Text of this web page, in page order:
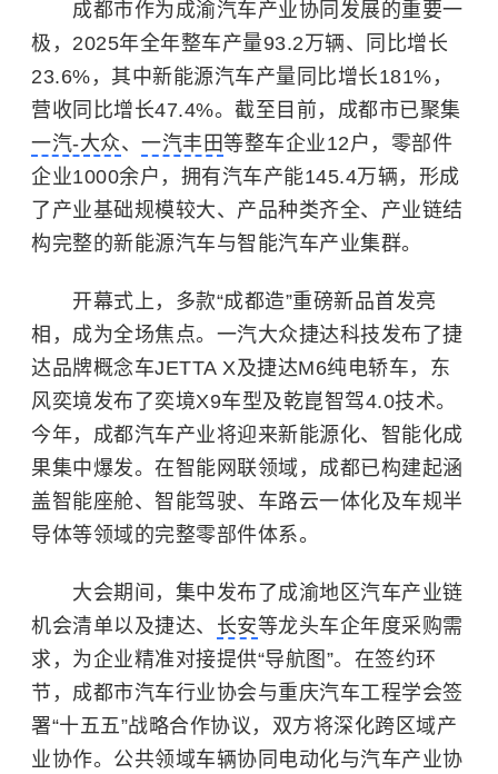
成都市作为成渝汽车产业协同发展的重要一
极，2025年全年整车产量93.2万辆、同比增长
23.6%，其中新能源汽车产量同比增长181%，
营收同比增长47.4%。截至目前，成都市已聚集
一汽-大众、 一汽丰田等整车企业12户，零部件
企业1000余户，拥有汽车产能145.4万辆，形成
了产业基础规模较大、产品种类齐全、产业链结
构完整的新能源汽车与智能汽车产业集群。
开幕式上，多款“成都造”重磅新品首发亮
相，成为全场焦点。一汽大众捷达科技发布了捷
达品牌概念车JETTA X及捷达M6纯电轿车，东
风奕境发布了奕境X9车型及乾崑智驾4.0技术。
今年，成都汽车产业将迎来新能源化、智能化成
果集中爆发。在智能网联领域，成都已构建起涵
盖智能座舱、智能驾驶、车路云一体化及车规半
导体等领域的完整零部件体系。
大会期间，集中发布了成渝地区汽车产业链
机会清单以及捷达、 长安等龙头车企年度采购需
求，为企业精准对接提供“导航图”。在签约环
节，成都市汽车行业协会与重庆汽车工程学会签
署“十五五”战略合作协议，双方将深化跨区域产
业协作。公共领域车辆协同电动化与汽车产业协